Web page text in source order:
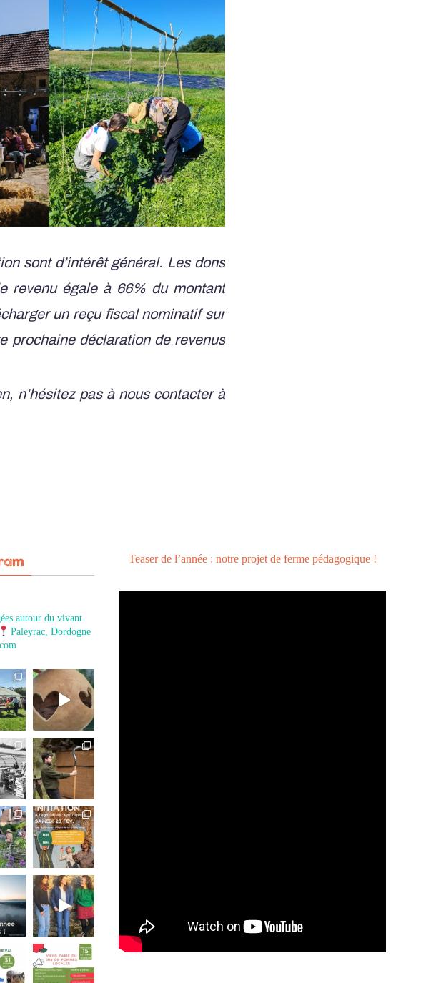
sont d’intérêt général. Les dons
revenu égale à 66% du montant
un reçu fiscal nominatif sur
prochaine déclaration de revenus
n’hésitez pas à nous contacter à
autour du vivant
Paleyrac, Dordogne
Teaser de l’année : notre projet de ferme pédagogique !